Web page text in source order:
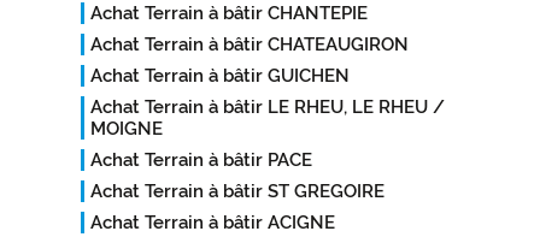
Achat Terrain à bâtir CHANTEPIE
Achat Terrain à bâtir CHATEAUGIRON
Achat Terrain à bâtir GUICHEN
Achat Terrain à bâtir LE RHEU, LE RHEU /
MOIGNE
Achat Terrain à bâtir PACE
Achat Terrain à bâtir ST GREGOIRE
Achat Terrain à bâtir ACIGNE